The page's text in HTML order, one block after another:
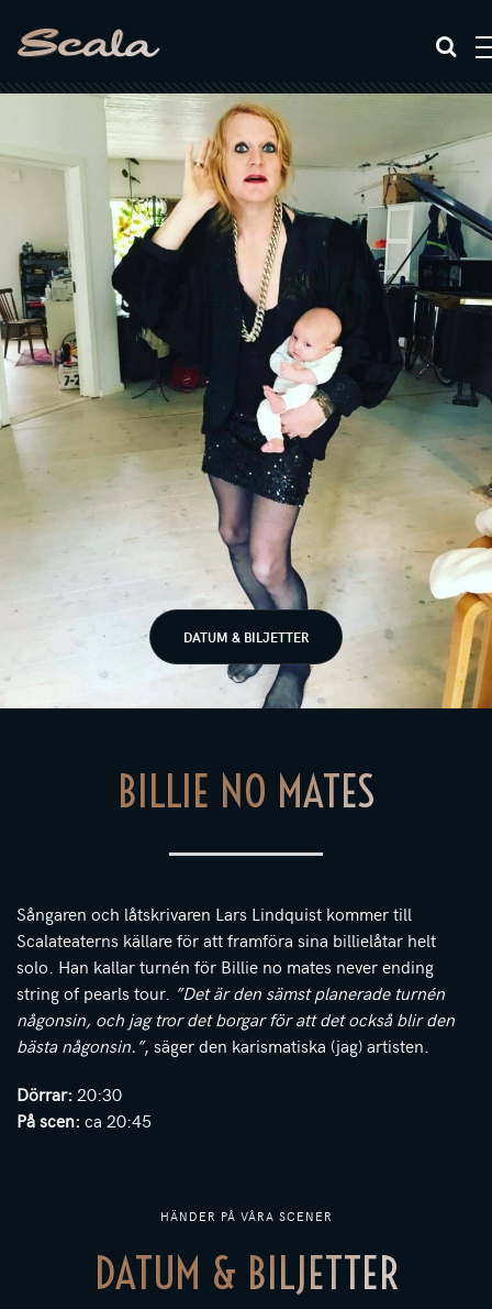
DATUM & BILJETTER
HÄNDER PÅ VÅRA SCENER
DATUM & BILJETTER
BILLIE NO MATES
Sångaren och låtskrivaren Lars Lindquist kommer till
Scalateaterns källare för att framföra sina billielåtar helt
solo. Han kallar turnén för Billie no mates never ending
string of pearls tour. ”Det är den sämst planerade turnén
någonsin, och jag tror det borgar för att det också blir den
bästa någonsin.”, säger den karismatiska (jag) artisten.
Dörrar: 20:30
På scen: ca 20:45